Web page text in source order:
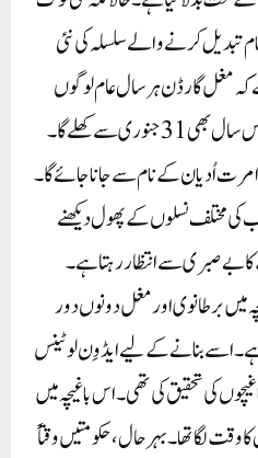
تبدیل کرنے والے سلسلہ کی نئی
مغل گارڈن ہر سال عام لوگوں
کے لیے ایک بار کھولا جاتا ہے اور اس سال بھی 31 جنوری سے کھلے گا۔
اُدیان کے نام سے جانا جائے گا۔
کی مختلف نسلوں کے پھول دیکھنے
کا بے صبری سے انتظار رہتا ہے۔
میں برطانوی اور مغل دونوں دور
ہے۔ اسے بنانے کے لیے ایڈوِن لوٹینس
کی تحقیق کی تھی۔ اس باغیچہ میں
وقت لگا تھا۔بہرحال، حکومتیں وقتاً